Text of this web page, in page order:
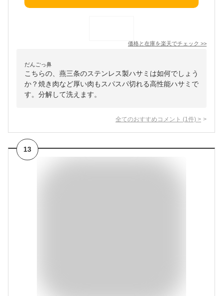
価格と在庫を楽天でチェック >>
だんごっ鼻
こちらの、燕三条のステンレス製ハサミは如何でしょう
か？焼き肉など厚い肉もスパスパ切れる高性能ハサミで
す。分解して洗えます。
全てのおすすめコメント (1 件) >
13